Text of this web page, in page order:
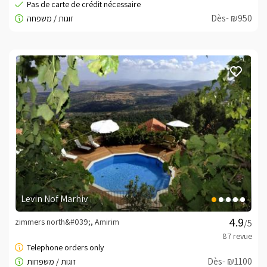
Dans la cour, vous trouverez une balançoire double
confortable et agréable, des aires de repos et un air
La cabane en bois "Princesse de la Forêt" possède une
cour privée particulièrement cocooning, elle
surplombe également un paysage ouvert et verdoyant.
Avec des coins salons confortables, des chemins de
pierre magiques et une végétation magnifique.
Au centre de la cour se trouve une piscine entièrement
privée pour les invités de la cabane, particulièrement
rafraîchissante pendant les mois d'été, et chauffée et
couverte pendant les mois d'été. Avec un éclairage
agréable en soirée, ce seront inévitablement vos
vacances les plus relaxantes.
Dans la "Villa de rêve" - ​​une cour particulièrement
soignée, avec un balcon en bois donnant sur une vue
Dès- ₪950
Levin Nof Marhiv
/5
zimmers north&#039;, Amirim
Dès- ₪1100